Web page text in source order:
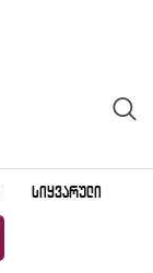
ᲡᲘᲧᲕᲐᲠᲣᲚᲘ